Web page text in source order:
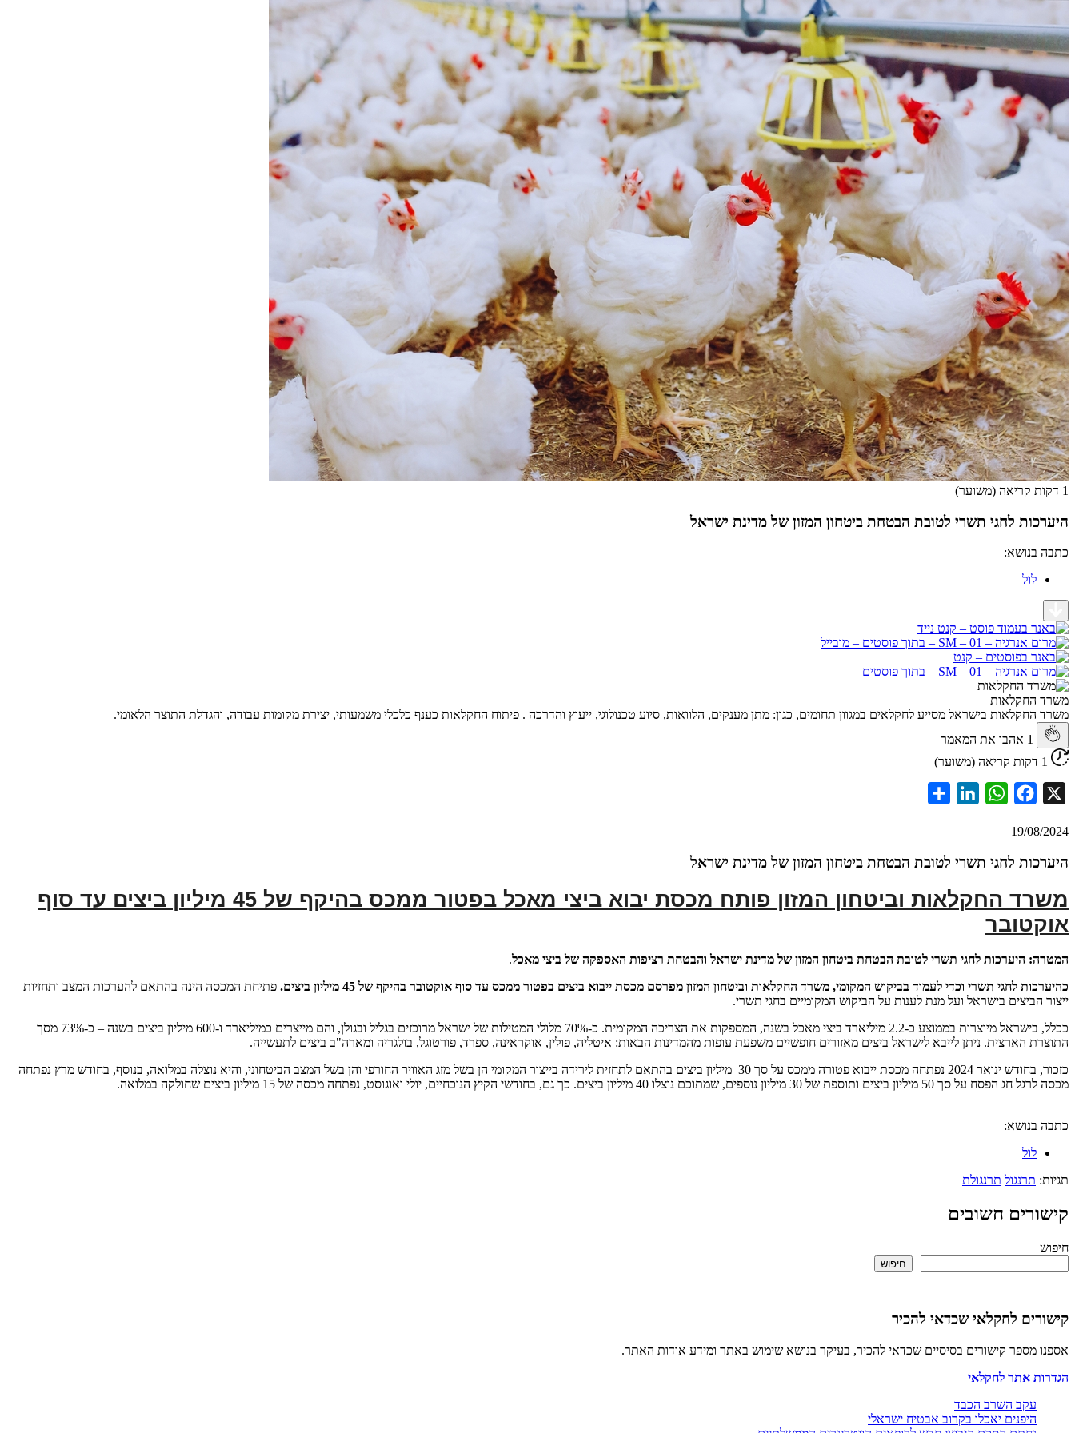
1 דקות קריאה (משוער)
היערכות לחגי תשרי לטובת הבטחת ביטחון המזון של מדינת ישראל
כתבה בנושא:
לול
משרד החקלאות
משרד החקלאות בישראל מסייע לחקלאים במגוון תחומים, כגון: מתן מענקים, הלוואות, סיוע טכנולוגי, ייעוץ והדרכה . פיתוח החקלאות כענף כלכלי משמעותי, יצירת מקומות עבודה, והגדלת התוצר הלאומי.
1 אהבו את המאמר
1 דקות קריאה (משוער)
X
Facebook
WhatsApp
LinkedIn
19/08/2024
היערכות לחגי תשרי לטובת הבטחת ביטחון המזון של מדינת ישראל
משרד החקלאות וביטחון המזון פותח מכסת יבוא ביצי מאכל בפטור ממכס בהיקף של 45 מיליון ביצים עד סוף
אוקטובר
המטרה: היערכות לחגי תשרי לטובת הבטחת ביטחון המזון של מדינת ישראל והבטחת רציפות האספקה של ביצי מאכל.
כהיערכות לחגי תשרי וכדי לעמוד בביקוש המקומי, משרד החקלאות וביטחון המזון מפרסם מכסת ייבוא ביצים בפטור ממכס עד סוף אוקטובר בהיקף של 45 מיליון ביצים.
פתיחת המכסה הינה בהתאם להערכות המצב ותחזיות
ייצור הביצים בישראל ועל מנת לענות על הביקוש המקומיים בחגי תשרי.
ככלל, בישראל מיוצרות בממוצע כ-2.2 מיליארד ביצי מאכל בשנה, המספקות את הצריכה המקומית. כ-70% מלולי המטילות של ישראל מרוכזים בגליל ובגולן, והם מייצרים כמיליארד ו-600 מיליון ביצים בשנה – כ-73% מסך
התוצרת הארצית. ניתן לייבא לישראל ביצים מאזורים חופשיים משפעת עופות מהמדינות הבאות: איטליה, פולין, אוקראינה, ספרד, פורטוגל, בולגריה ומארה"ב ביצים לתעשייה.
כזכור, בחודש ינואר 2024 נפתחה מכסת ייבוא פטורה ממכס על סך 30 מיליון ביצים בהתאם לתחזית לירידה בייצור המקומי הן בשל מזג האוויר החורפי והן בשל המצב הביטחוני, והיא נוצלה במלואה, בנוסף, בחודש מרץ נפתחה
מכסה לרגל חג הפסח על סך 50 מיליון ביצים ותוספת של 30 מיליון נוספים, שמתוכם נוצלו 40 מיליון ביצים. כך גם, בחודשי הקיץ הנוכחיים, יולי ואוגוסט, נפתחה מכסה של 15 מיליון ביצים שחולקה במלואה.
כתבה בנושא:
לול
תגיות: תרנגול תרנגולת
קישורים חשובים
חיפוש
חיפוש
קישורים לחקלאי שכדאי להכיר
אספנו מספר קישורים בסיסיים שכדאי להכיר, בעיקר בנושא שימוש באתר ומידע אודות האתר.
הגדרות אתר לחקלאי
עקב השרב הכבד
היפנים יאכלו בקרוב אבטיח ישראלי